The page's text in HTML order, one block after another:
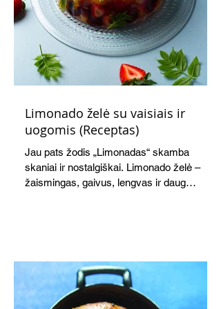
Limonado želė su vaisiais ir
uogomis (Receptas)
Jau pats žodis „Limonadas“ skamba
skaniai ir nostalgiškai. Limonado želė –
žaismingas, gaivus, lengvas ir daug
švelnumo.